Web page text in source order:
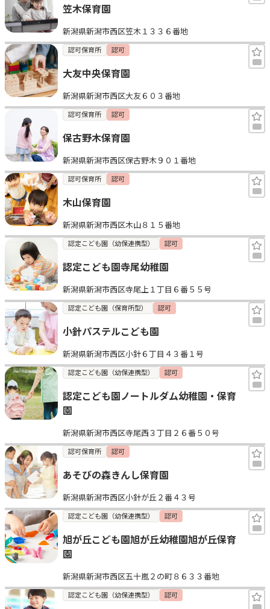
笠木保育園
新潟県新潟市西区笠木１３３６番地
認可保育所 認可
大友中央保育園
新潟県新潟市西区大友６０３番地
認可保育所 認可
保古野木保育園
新潟県新潟市西区保古野木９０１番地
認可保育所 認可
木山保育園
新潟県新潟市西区木山８１５番地
認定こども園（幼保連携型） 認可
認定こども園寺尾幼稚園
新潟県新潟市西区寺尾上１丁目６番５５号
認定こども園（保育所型） 認可
小針パステルこども園
新潟県新潟市西区小針６丁目４３番１号
認定こども園（幼保連携型） 認可
認定こども園ノートルダム幼稚園・保育
園
新潟県新潟市西区寺尾西３丁目２６番５０号
認可保育所 認可
あそびの森きんし保育園
新潟県新潟市西区小針が丘２番４３号
認定こども園（幼保連携型） 認可
旭が丘こども園旭が丘幼稚園旭が丘保育
園
新潟県新潟市西区五十嵐２の町８６３３番地
認定こども園（幼保連携型） 認可